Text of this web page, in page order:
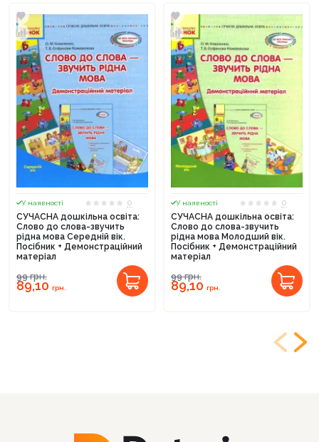
У наявності
0
СУЧАСНА дошкільна освіта:
Слово до слова-звучить
рідна мова Середній вік.
Посібник + Демонстраційний
матеріал
99грн.
89,10 грн.
У наявності
0
СУЧАСНА дошкільна освіта:
Слово до слова-звучить
рідна мова Молодший вік.
Посібник + Демонстраційний
матеріал
99грн.
89,10 грн.